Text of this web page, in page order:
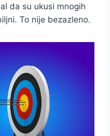
da su ukusi mnogih
To nije bezazleno.